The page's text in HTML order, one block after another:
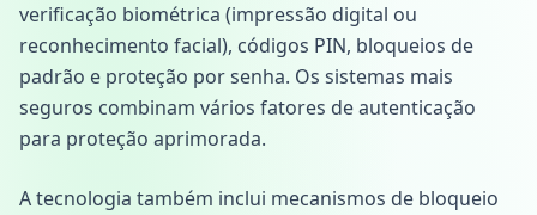
verificação biométrica (impressão digital ou
reconhecimento facial), códigos PIN, bloqueios de
padrão e proteção por senha. Os sistemas mais
seguros combinam vários fatores de autenticação
para proteção aprimorada.
A tecnologia também inclui mecanismos de bloqueio